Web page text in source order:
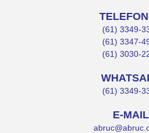
(61) 3349-
(61) 3347-
(61) 3030-
(61) 3349-
E-MAIL